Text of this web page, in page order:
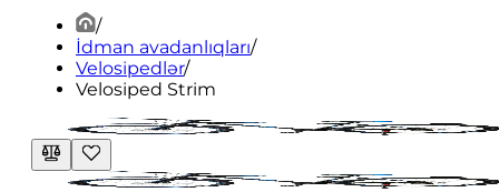
/
İdman avadanlıqları/
Velosipedlər/
Velosiped Strim